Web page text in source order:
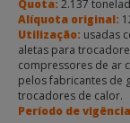
Quota:2.137
Alíquota original:
Utilização: usadas
aletas para
compressores de ar
pelos fabricantes de
trocadores de calor.
Período de